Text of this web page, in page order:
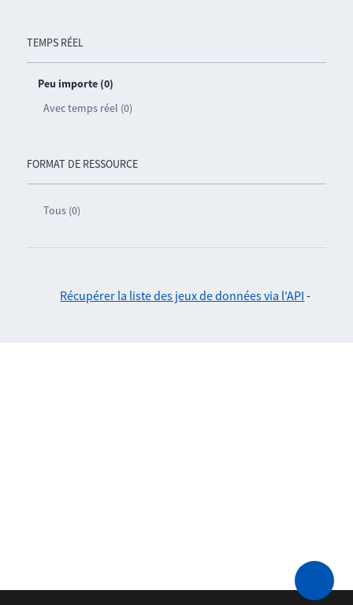
TEMPS RÉEL
Peu importe (0)
Avec temps réel (0)
FORMAT DE RESSOURCE
Tous (0)
Récupérer la liste des jeux de données via l'API -